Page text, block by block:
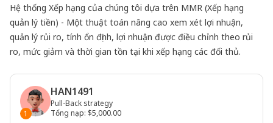
Hệ thống Xếp hạng của chúng tôi dựa trên MMR (Xếp hạng
quản lý tiền) - Một thuật toán nâng cao xem xét lợi nhuận,
quản lý rủi ro, tính ổn định, lợi nhuận được điều chỉnh theo rủi
ro, mức giảm và thời gian tồn tại khi xếp hạng các đối thủ.
1
HAN1491
Pull-Back strategy
Tổng nạp: $5,000.00